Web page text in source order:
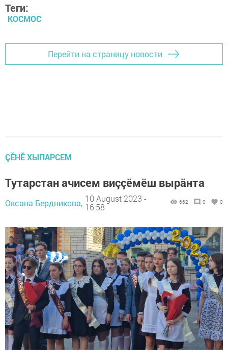
Теги:
КОСМОС
Перейти на страницу новости
ÇӖНӖ ХЫПАРСЕМ
Тутарстан ачисем виççĕмĕш вырăнта
Оксана Бердникова, 10 August 2023 -
16:58
662 0 0